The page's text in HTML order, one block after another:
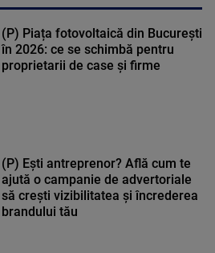
(P) Piața fotovoltaică din București
în 2026: ce se schimbă pentru
proprietarii de case și firme
(P) Ești antreprenor? Află cum te
ajută o campanie de advertoriale
să crești vizibilitatea și încrederea
brandului tău